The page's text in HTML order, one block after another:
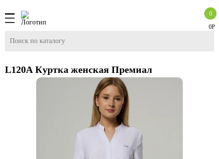
0Р
0
L120А Куртка женская Премиал